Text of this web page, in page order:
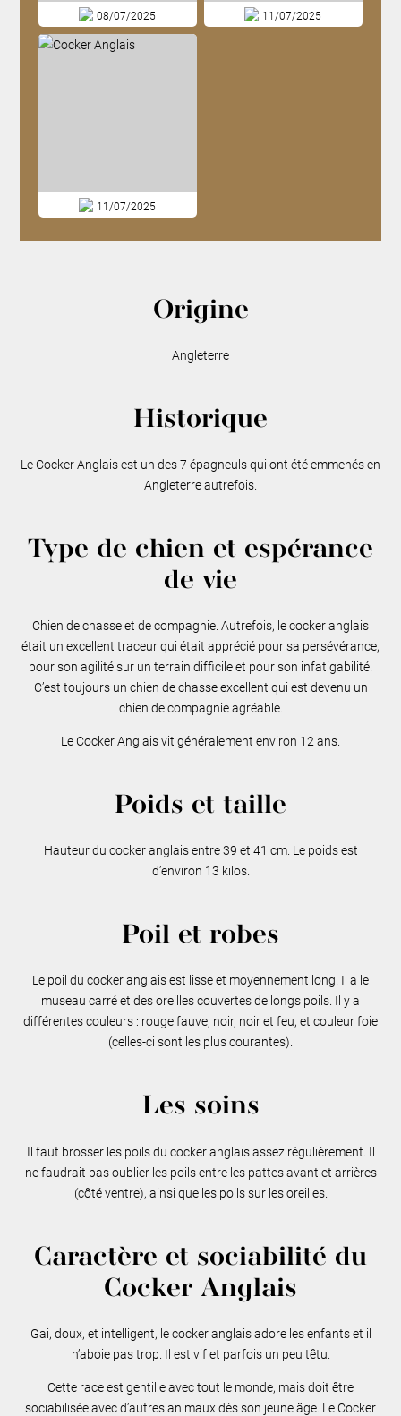
08/07/2025 11/07/2025
11/07/2025
Origine
Angleterre
Historique
Le Cocker Anglais est un des 7 épagneuls qui ont été emmenés en
Angleterre autrefois.
Type de chien et espérance
de vie
Chien de chasse et de compagnie. Autrefois, le cocker anglais
était un excellent traceur qui était apprécié pour sa persévérance,
pour son agilité sur un terrain difficile et pour son infatigabilité.
C’est toujours un chien de chasse excellent qui est devenu un
chien de compagnie agréable.
Le Cocker Anglais vit généralement environ 12 ans.
Poids et taille
Hauteur du cocker anglais entre 39 et 41 cm. Le poids est
d’environ 13 kilos.
Poil et robes
Le poil du cocker anglais est lisse et moyennement long. Il a le
museau carré et des oreilles couvertes de longs poils. Il y a
différentes couleurs : rouge fauve, noir, noir et feu, et couleur foie
(celles-ci sont les plus courantes).
Les soins
Il faut brosser les poils du cocker anglais assez régulièrement. Il
ne faudrait pas oublier les poils entre les pattes avant et arrières
(côté ventre), ainsi que les poils sur les oreilles.
Caractère et sociabilité du
Cocker Anglais
Gai, doux, et intelligent, le cocker anglais adore les enfants et il
n’aboie pas trop. Il est vif et parfois un peu têtu.
Cette race est gentille avec tout le monde, mais doit être
sociabilisée avec d’autres animaux dès son jeune âge. Le Cocker